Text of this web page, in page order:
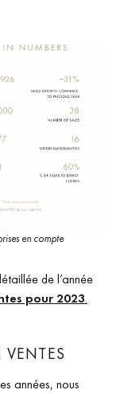
en compte
de l’année
pour 2023.
années, nous